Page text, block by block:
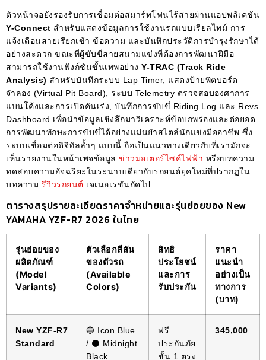
ตัวหน้าจอยังรองรับการเชื่อมต่อสมาร์ทโฟนไร้สายผ่านแอปพลิเคชัน
Y-Connect สำหรับแสดงข้อมูลการใช้งานรถแบบเรียลไทม์ การ
แจ้งเตือนสายเรียกเข้า ข้อความ และบันทึกประวัติการบำรุงรักษาได้
อย่างสะดวก ขณะที่ผู้ขับขี่สายสนามแข่งที่ต้องการพัฒนาฝีมือ
สามารถใช้งานฟังก์ชันขั้นเทพอย่าง Y-TRAC (Track Ride
Analysis) สำหรับบันทึกระบบ Lap Timer, แสดงป้ายพิตบอร์ด
จำลอง (Virtual Pit Board), ระบบ Telemetry ตรวจสอบองศาการ
แบนโค้งและการเปิดคันเร่ง, บันทึกการขับขี่ Riding Log และ Revs
Dashboard เพื่อนำข้อมูลเชิงลึกมาวิเคราะห์ข้อบกพร่องและต่อยอด
การพัฒนาทักษะการขับขี่ได้อย่างแม่นยำสไตล์นักแข่งมืออาชีพ ซึ่ง
ระบบเชื่อมต่อดิจิทัลล้ำๆ แบบนี้ ถือเป็นแนวทางเดียวกับที่เรามักจะ
เห็นรายงานในหน้าเพจข้อมูล ข่าวมอเตอร์ไซค์ไฟฟ้า หรือบทความ
ทดสอบความอัจฉริยะในระนาบเดียวกับรถยนต์ยุคใหม่ที่ปรากฏใน
บทความ รีวิวรถยนต์ เจเนอเรชันถัดไป
ตารางสรุปรายละเอียดราคาจำหน่ายและรุ่นย่อยของ New
YAMAHA YZF-R7 2026 ในไทย
รุ่นย่อยของ
ผลิตภัณฑ์
(Model
Variants)
ตัวเลือกสีสัน
ของตัวรถ
(Available
Colors)
สิทธิ
ประโยชน์
และการ
รับประกัน
ราคา
แนะนำ
อย่างเป็น
ทางการ
(บาท)
New YZF-R7
Standard
🔵 Icon Blue
/ ⚫️ Midnight
Black
ฟรี
ประกันภัย
ชั้น 1 ตรง
345,000